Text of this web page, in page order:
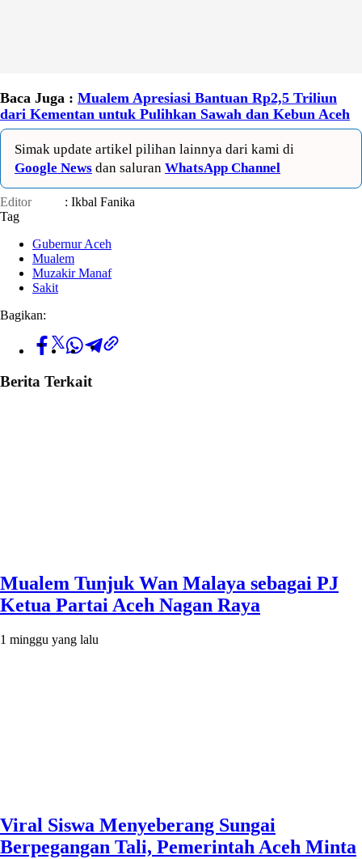
Baca Juga : Mualem Apresiasi Bantuan Rp2,5 Triliun
dari Kementan untuk Pulihkan Sawah dan Kebun Aceh
Simak update artikel pilihan lainnya dari kami di
Google News dan saluran WhatsApp Channel
Editor
: Ikbal Fanika
Tag
Gubernur Aceh
Mualem
Muzakir Manaf
Sakit
Bagikan:
Berita Terkait
Mualem Tunjuk Wan Malaya sebagai PJ
Ketua Partai Aceh Nagan Raya
1 minggu yang lalu
Viral Siswa Menyeberang Sungai
Berpegangan Tali, Pemerintah Aceh Minta